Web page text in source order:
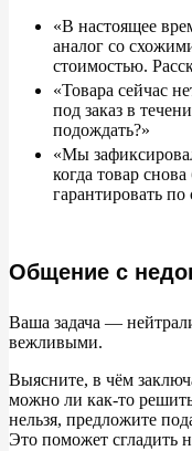
«В настоящее
аналог со
стоимостью.
«Товара сейчас
под заказ в
подождать?»
«Мы
когда товар
гарантировать
Общение с
Ваша задача —
вежливыми.
Выясните, в чём
можно ли как-то
нельзя, предложите
Это поможет сгладить